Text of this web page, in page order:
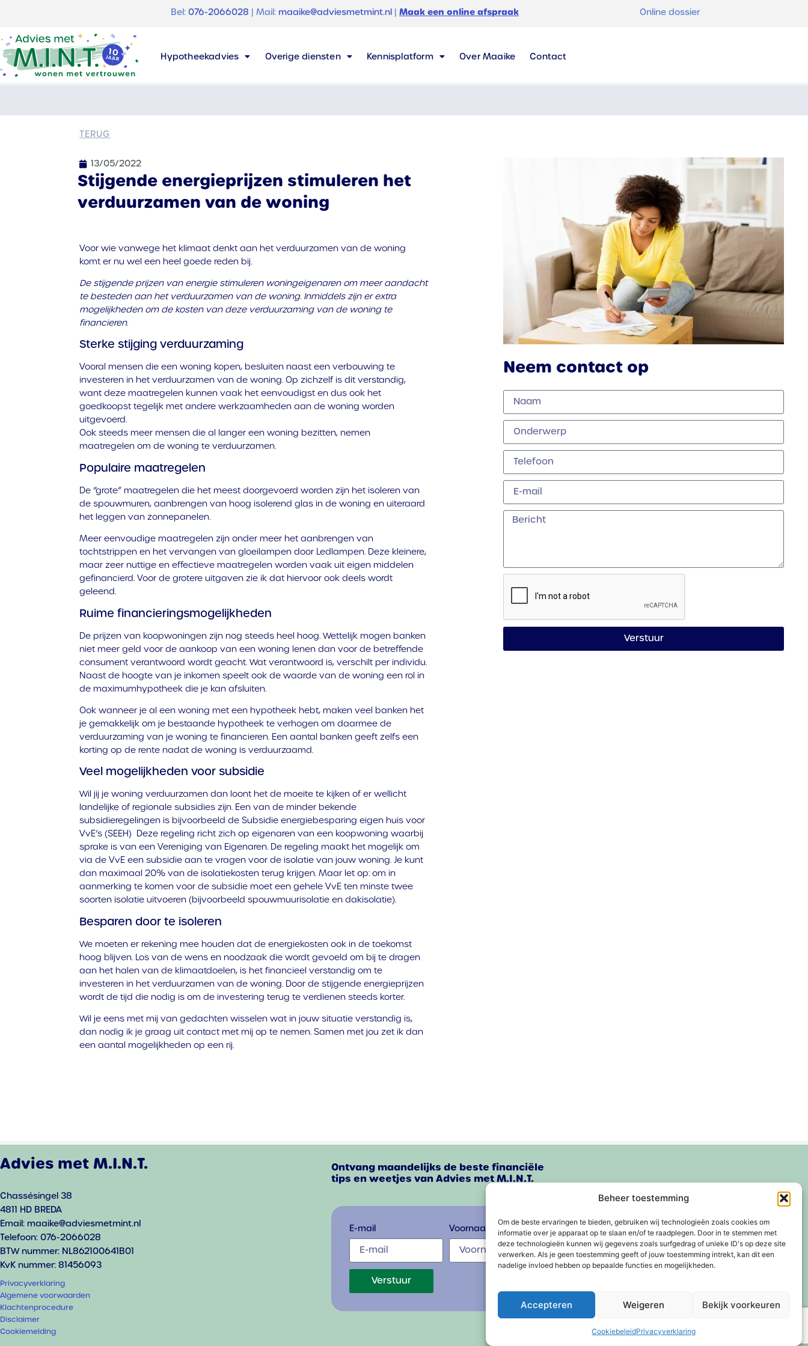
Beheer toestemming
Om de beste ervaringen te bieden, gebruiken wij technologieën zoals cookies om
informatie over je apparaat op te slaan en/of te raadplegen. Door in te stemmen met
deze technologieën kunnen wij gegevens zoals surfgedrag of unieke ID's op deze site
verwerken. Als je geen toestemming geeft of jouw toestemming intrekt, kan dit een
nadelige invloed hebben op bepaalde functies en mogelijkheden.
Accepteren Weigeren Bekijk voorkeuren
CookiebeleidPrivacyverklaring
Bel:076-2066028 | Mail: maaike@adviesmetmint.nl |Maak een online afspraak Online dossier
Hypotheekadvies Overige diensten Kennisplatform Over Maaike Contact
TERUG
13/05/2022
Stijgende energieprijzen stimuleren het
verduurzamen van de woning
Voor wie vanwege het klimaat denkt aan het verduurzamen van de woning
komt er nu wel een heel goede reden bij.
De stijgende prijzen van energie stimuleren woningeigenaren om meer aandacht
te besteden aan het verduurzamen van de woning. Inmiddels zijn er extra
mogelijkheden om de kosten van deze verduurzaming van de woning te
financieren.
Sterke stijging verduurzaming
Vooral mensen die een woning kopen, besluiten naast een verbouwing te
investeren in het verduurzamen van de woning. Op zichzelf is dit verstandig,
want deze maatregelen kunnen vaak het eenvoudigst en dus ook het
goedkoopst tegelijk met andere werkzaamheden aan de woning worden
uitgevoerd.
Ook steeds meer mensen die al langer een woning bezitten, nemen
maatregelen om de woning te verduurzamen.
Populaire maatregelen
De “grote” maatregelen die het meest doorgevoerd worden zijn het isoleren van
de spouwmuren, aanbrengen van hoog isolerend glas in de woning en uiteraard
het leggen van zonnepanelen.
Meer eenvoudige maatregelen zijn onder meer het aanbrengen van
tochtstrippen en het vervangen van gloeilampen door Ledlampen. Deze kleinere,
maar zeer nuttige en effectieve maatregelen worden vaak uit eigen middelen
gefinancierd. Voor de grotere uitgaven zie ik dat hiervoor ook deels wordt
geleend.
Ruime financieringsmogelijkheden
De prijzen van koopwoningen zijn nog steeds heel hoog. Wettelijk mogen banken
niet meer geld voor de aankoop van een woning lenen dan voor de betreffende
consument verantwoord wordt geacht. Wat verantwoord is, verschilt per individu.
Naast de hoogte van je inkomen speelt ook de waarde van de woning een rol in
de maximumhypotheek die je kan afsluiten.
Ook wanneer je al een woning met een hypotheek hebt, maken veel banken het
je gemakkelijk om je bestaande hypotheek te verhogen om daarmee de
verduurzaming van je woning te financieren. Een aantal banken geeft zelfs een
korting op de rente nadat de woning is verduurzaamd.
Veel mogelijkheden voor subsidie
Wil jij je woning verduurzamen dan loont het de moeite te kijken of er wellicht
landelijke of regionale subsidies zijn. Een van de minder bekende
subsidieregelingen is bijvoorbeeld de Subsidie energiebesparing eigen huis voor
VvE’s (SEEH) Deze regeling richt zich op eigenaren van een koopwoning waarbij
sprake is van een Vereniging van Eigenaren. De regeling maakt het mogelijk om
via de VvE een subsidie aan te vragen voor de isolatie van jouw woning. Je kunt
dan maximaal 20% van de isolatiekosten terug krijgen. Maar let op: om in
aanmerking te komen voor de subsidie moet een gehele VvE ten minste twee
soorten isolatie uitvoeren (bijvoorbeeld spouwmuurisolatie en dakisolatie).
Besparen door te isoleren
We moeten er rekening mee houden dat de energiekosten ook in de toekomst
hoog blijven. Los van de wens en noodzaak die wordt gevoeld om bij te dragen
aan het halen van de klimaatdoelen, is het financieel verstandig om te
investeren in het verduurzamen van de woning. Door de stijgende energieprijzen
wordt de tijd die nodig is om de investering terug te verdienen steeds korter.
Wil je eens met mij van gedachten wisselen wat in jouw situatie verstandig is,
dan nodig ik je graag uit contact met mij op te nemen. Samen met jou zet ik dan
een aantal mogelijkheden op een rij.
Neem contact op
Verstuur
Advies met M.I.N.T.
Chassésingel 38
4811 HD BREDA
Email: maaike@adviesmetmint.nl
Telefoon: 076-2066028
BTW nummer: NL862100641B01
KvK nummer: 81456093
Privacyverklaring
Algemene voorwaarden
Klachtenprocedure
Disclaimer
Cookiemelding
Ontvang maandelijks de beste financiële
tips en weetjes van Advies met M.I.N.T.
E-mail Voornaam Achternaam
Verstuur